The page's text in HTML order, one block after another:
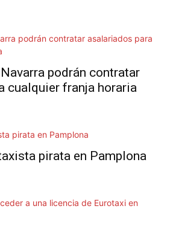
podrán contratar
cualquier franja horaria
pirata en Pamplona